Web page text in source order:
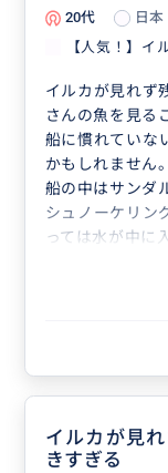
20代 日本
【人気！】イ
イルカが見れず
さんの魚を見る
船に慣れていな
かもしれません。
船の中はサンダ
シュノーケリン
っては水が中に
イルカが見
きすぎる